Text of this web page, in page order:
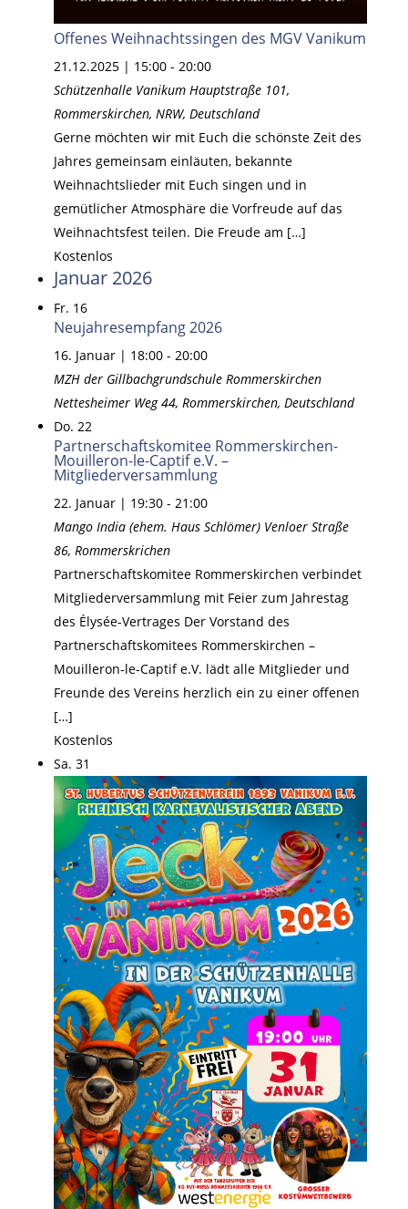
Offenes Weihnachtssingen des MGV Vanikum
21.12.2025 | 15:00- 20:00
Schützenhalle Vanikum Hauptstraße 101,
Rommerskirchen, NRW, Deutschland
Gerne möchten wir mit Euch die schönste Zeit des
Jahres gemeinsam einläuten, bekannte
Weihnachtslieder mit Euch singen und in
gemütlicher Atmosphäre die Vorfreude auf das
Weihnachtsfest teilen. Die Freude am […]
Kostenlos
Januar 2026
Fr. 16
Neujahresempfang 2026
16. Januar | 18:00- 20:00
MZH der Gillbachgrundschule Rommerskirchen
Nettesheimer Weg 44, Rommerskirchen, Deutschland
Do. 22
Partnerschaftskomitee Rommerskirchen-
Mouilleron-le-Captif e.V. –
Mitgliederversammlung
22. Januar | 19:30- 21:00
Mango India (ehem. Haus Schlömer) Venloer Straße
86, Rommerskrichen
Partnerschaftskomitee Rommerskirchen verbindet
Mitgliederversammlung mit Feier zum Jahrestag
des Élysée-Vertrages Der Vorstand des
Partnerschaftskomitees Rommerskirchen –
Mouilleron-le-Captif e.V. lädt alle Mitglieder und
Freunde des Vereins herzlich ein zu einer offenen
[…]
Kostenlos
Sa. 31